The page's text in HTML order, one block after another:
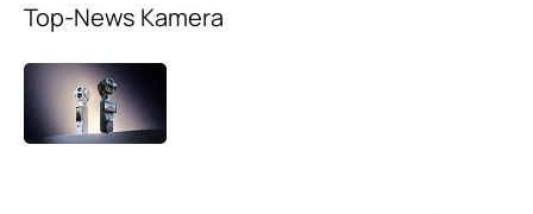
Top-News Kamera